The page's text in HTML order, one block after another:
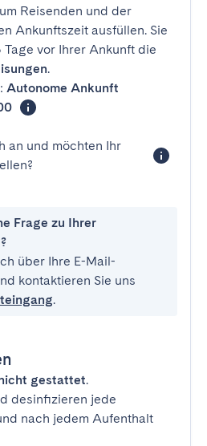
Reisenden und der
Ankunftszeit ausfüllen. Sie
vor Ihrer Ankunft die
.
Autonome Ankunft
an und möchten Ihr
Frage zu Ihrer
über Ihre E-Mail-
kontaktieren Sie uns
.
gestattet.
desinfizieren jede
nach jedem Aufenthalt